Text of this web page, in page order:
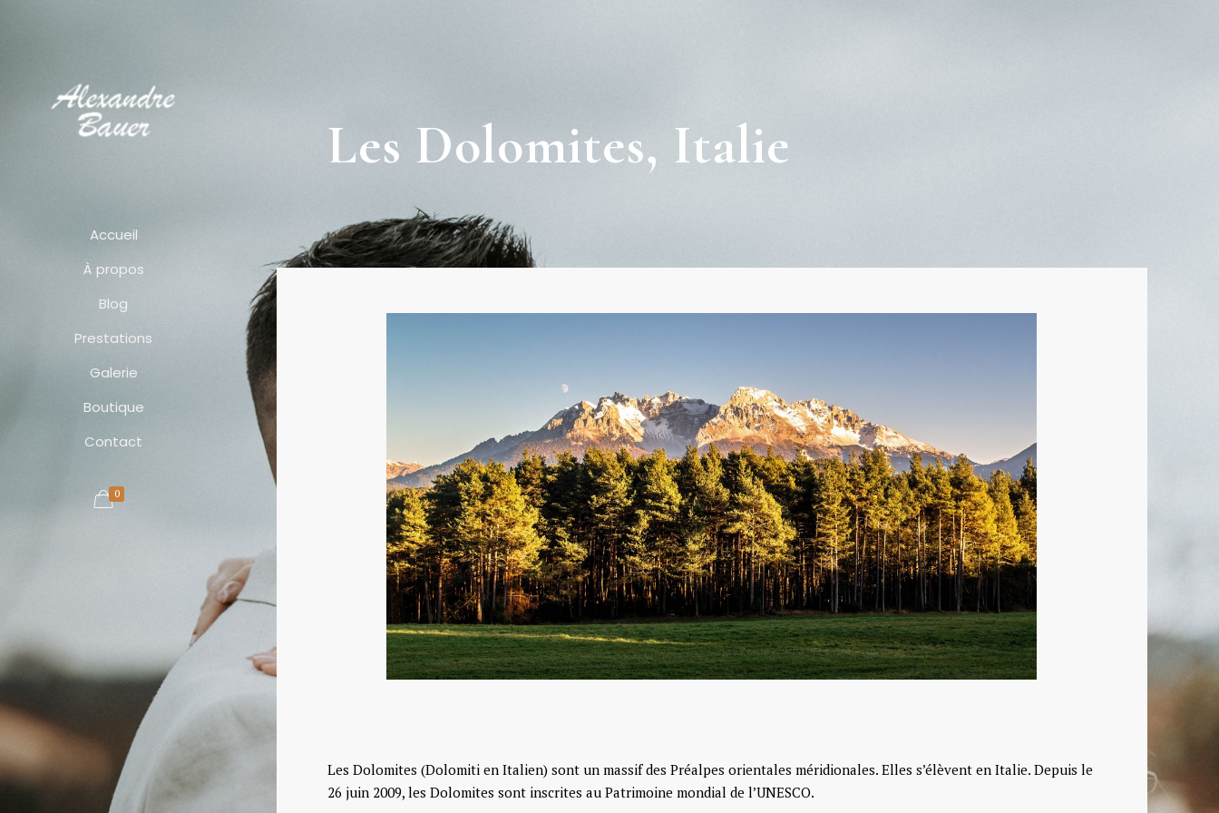
Accueil
À propos
Blog
Prestations
Galerie
Boutique
Contact
0
Les Dolomites, Italie
Les Dolomites (Dolomiti en Italien) sont un massif des Préalpes orientales méridionales. Elles s’élèvent en Italie. Depuis le
26 juin 2009, les Dolomites sont inscrites au Patrimoine mondial de l’UNESCO.